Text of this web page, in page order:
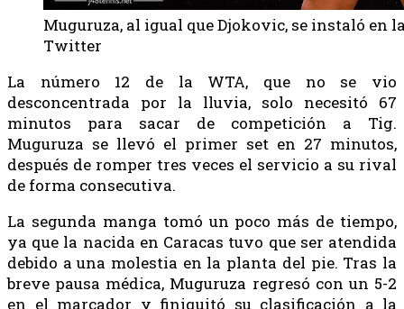
Muguruza, al igual que Djokovic, se instaló en
Twitter
La número 12 de la WTA, que no se vio
desconcentrada por la lluvia, solo necesitó 67
minutos para sacar de competición a Tig.
Muguruza se llevó el primer set en 27 minutos,
después de romper tres veces el servicio a su rival
de forma consecutiva.
La segunda manga tomó un poco más de tiempo,
ya que la nacida en Caracas tuvo que ser atendida
debido a una molestia en la planta del pie. Tras la
breve pausa médica, Muguruza regresó con un 5-2
en el marcador y finiquitó su clasificación a la